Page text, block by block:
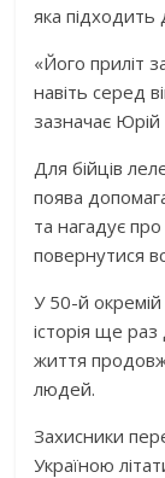
яка підходить
«Його приліт
навіть серед
зазначає Юрій
Для бійців
поява
та нагадує
повернутися
У 50-й
історія ще
життя
людей.
Захисники
Україною